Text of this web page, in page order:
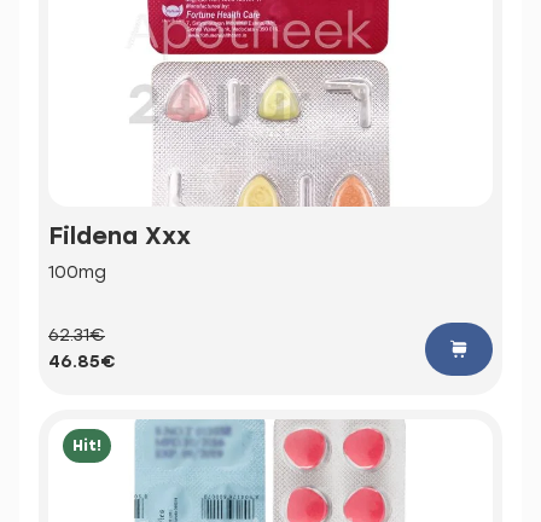
Fildena Xxx
100mg
62.31€
46.85€
Hit!